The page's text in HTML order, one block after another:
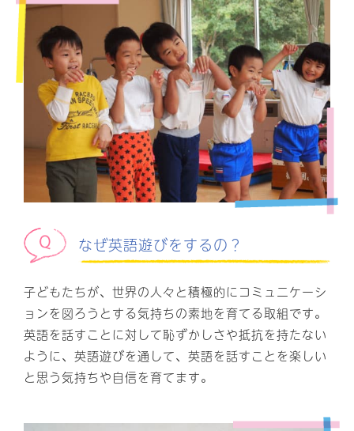
なぜ英語遊びをするの？
子どもたちが、世界の人々と積極的にコミュニケーシ
ョンを図ろうとする気持ちの素地を育てる取組です。
英語を話すことに対して恥ずかしさや抵抗を持たない
ように、英語遊びを通して、英語を話すことを楽しい
と思う気持ちや自信を育てます。